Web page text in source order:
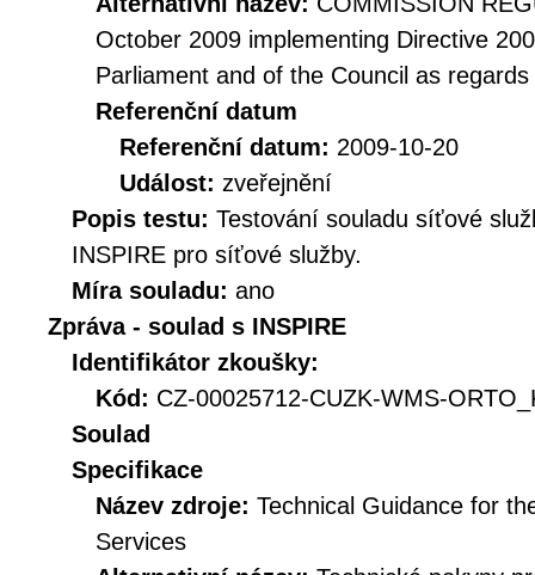
October 2009 implementing Directive
Parliament and of the Council as
Referenční datum
Referenční datum: 2009-10-20
Událost: zveřejnění
Popis testu: Testování souladu síťové
INSPIRE pro síťové služby.
Míra souladu: ano
Zpráva - soulad s INSPIRE
Identifikátor zkoušky:
Kód: CZ-00025712-CUZK-WMS-
Soulad
Specifikace
Název zdroje: Technical Guidance for
Services